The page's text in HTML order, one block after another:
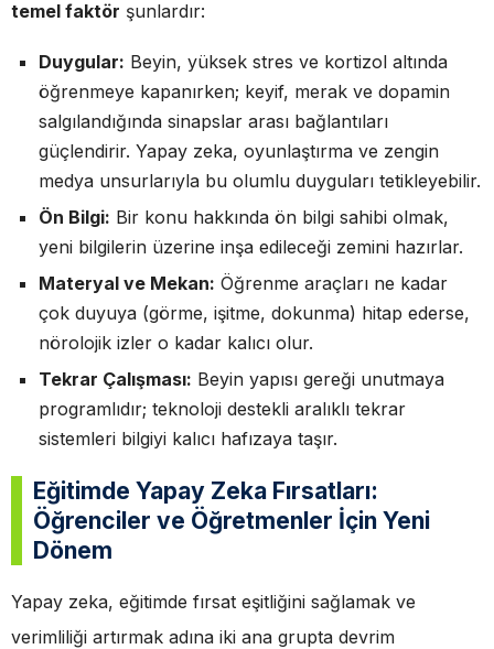
temel faktör şunlardır:
Duygular: Beyin, yüksek stres ve kortizol altında
öğrenmeye kapanırken; keyif, merak ve dopamin
salgılandığında sinapslar arası bağlantıları
güçlendirir. Yapay zeka, oyunlaştırma ve zengin
medya unsurlarıyla bu olumlu duyguları tetikleyebilir.
Ön Bilgi: Bir konu hakkında ön bilgi sahibi olmak,
yeni bilgilerin üzerine inşa edileceği zemini hazırlar.
Materyal ve Mekan: Öğrenme araçları ne kadar
çok duyuya (görme, işitme, dokunma) hitap ederse,
nörolojik izler o kadar kalıcı olur.
Tekrar Çalışması: Beyin yapısı gereği unutmaya
programlıdır; teknoloji destekli aralıklı tekrar
sistemleri bilgiyi kalıcı hafızaya taşır.
Eğitimde Yapay Zeka Fırsatları:
Öğrenciler ve Öğretmenler İçin Yeni
Dönem
Yapay zeka, eğitimde fırsat eşitliğini sağlamak ve
verimliliği artırmak adına iki ana grupta devrim